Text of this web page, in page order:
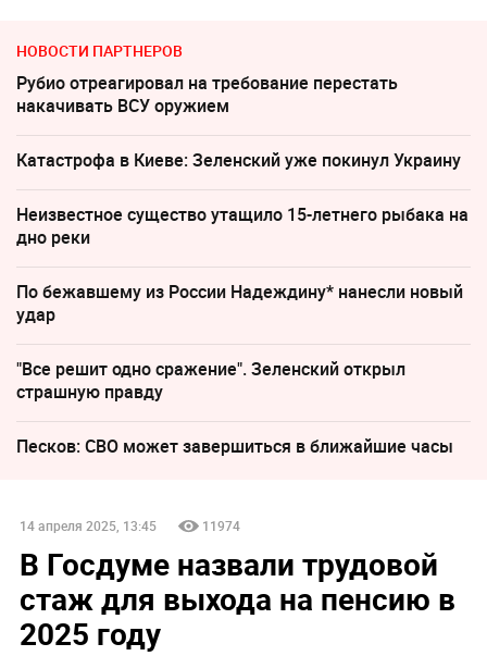
НОВОСТИ ПАРТНЕРОВ
Рубио отреагировал на требование перестать
накачивать ВСУ оружием
Катастрофа в Киеве: Зеленский уже покинул Украину
Неизвестное существо утащило 15-летнего рыбака на
дно реки
По бежавшему из России Надеждину* нанесли новый
удар
"Все решит одно сражение". Зеленский открыл
страшную правду
Песков: СВО может завершиться в ближайшие часы
14 апреля 2025, 13:45 11974
В Госдуме назвали трудовой
стаж для выхода на пенсию в
2025 году